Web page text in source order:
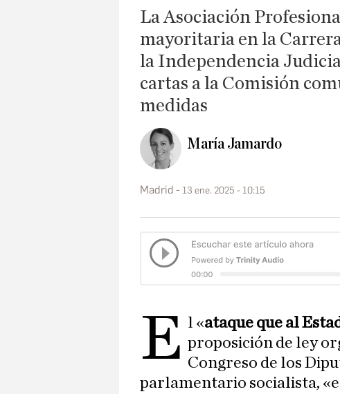
La Asociación
mayoritaria en la
la Independencia
cartas a la Comisión
medidas
María Jamardo
Madrid 13 ene. 2025 - 10:15
E l «ataque que al
proposición de ley
Congreso de los
parlamentario socialista,